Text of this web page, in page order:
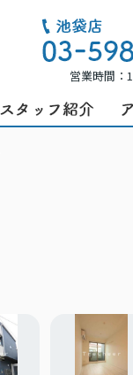
営業時間